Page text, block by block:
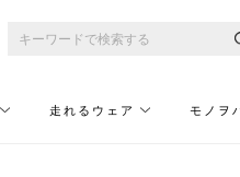
走れるウェア モノヲ